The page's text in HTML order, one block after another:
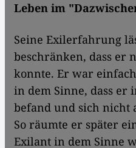
Leben im
Seine Exilerfahrung
beschränken, dass er
konnte. Er war
in dem Sinne, dass
befand und sich nicht
So räumte er später
Exilant in dem Sinne